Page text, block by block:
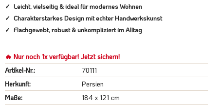
Leicht, vielseitig & ideal für modernes Wohnen
Charakterstarkes Design mit echter Handwerkskunst
Flachgewebt, robust & unkompliziert im Alltag
🔥 Nur noch 1x verfügbar! Jetzt sichern!
Artikel-Nr.:
70111
Herkunft:
Persien
Maße:
184 x 121 cm